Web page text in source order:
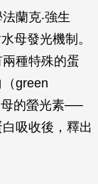
蘭克‧強生
母發光機制。
種特殊的蛋
green
的螢光素──
吸收後，釋出